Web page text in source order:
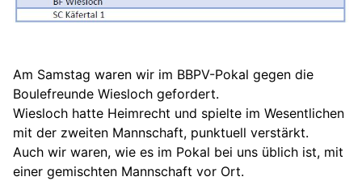
Am Samstag waren wir im BBPV-Pokal gegen die
Boulefreunde Wiesloch gefordert.
Wiesloch hatte Heimrecht und spielte im Wesentlichen
mit der zweiten Mannschaft, punktuell verstärkt.
Auch wir waren, wie es im Pokal bei uns üblich ist, mit
einer gemischten Mannschaft vor Ort.